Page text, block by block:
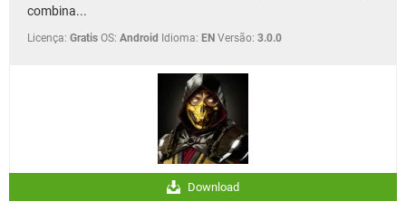
combina...
Licença: Gratis OS: Android Idioma: EN Versão: 3.0.0
Download